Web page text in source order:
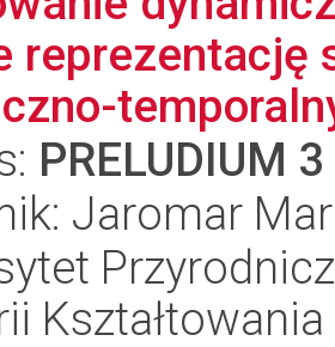
PRELUDIUM 3
Jaromar